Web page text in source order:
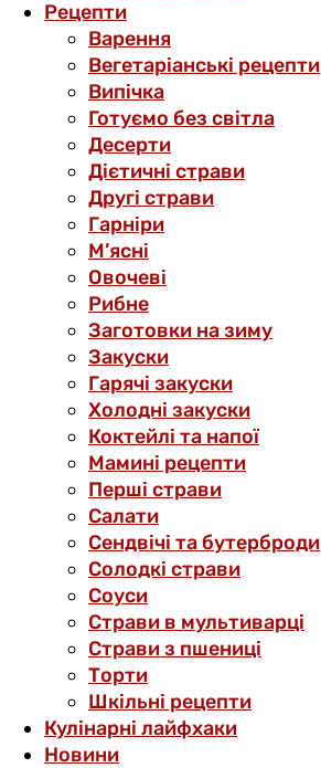
Рецепти
Варення
Вегетаріанські рецепти
Випічка
Готуємо без світла
Десерти
Дієтичні страви
Другі страви
Гарніри
М’ясні
Овочеві
Рибне
Заготовки на зиму
Закуски
Гарячі закуски
Холодні закуски
Коктейлі та напої
Мамині рецепти
Перші страви
Салати
Сендвічі та бутерброди
Солодкі страви
Соуси
Страви в мультиварці
Страви з пшениці
Торти
Шкільні рецепти
Кулінарні лайфхаки
Новини